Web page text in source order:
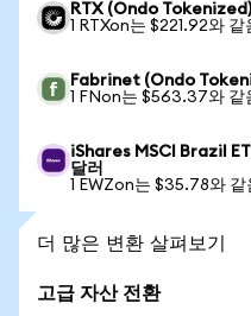
RTX (Ondo Tokenized)
1 RTXon는 $221.92와 같
Fabrinet (Ondo
1 FNon는 $563.37와 같
iShares MSCI Brazil
달러
1 EWZon는 $35.78와 같
더 많은 변환 살펴보기
고급 자산 전환